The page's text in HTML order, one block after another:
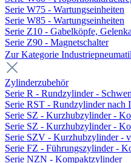
Serie W75 - Wartungseinheiten
Serie W85 - Wartungseinheiten
Serie Z10 - Gabelköpfe,
Serie Z90 - Magnetschalter
Zur Kategorie
Zylinderzubehör
Serie R - Rundzylinder -
Serie RST - Rundzylinder
Serie SZ - Kurzhubzylinder -
Serie SZ - Kurzhubzylinder -
Serie SZV - Kurzhubzylinder -
Serie FZ - Führungszylinder -
Serie NZN - Kompaktzylinder